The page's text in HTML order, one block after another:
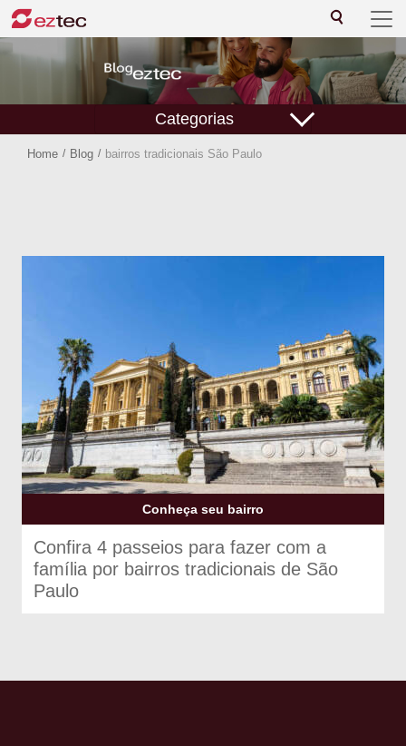
Categorias
Home / Blog / bairros tradicionais São Paulo
Conheça seu bairro
Confira 4 passeios para fazer com a
família por bairros tradicionais de São
Paulo